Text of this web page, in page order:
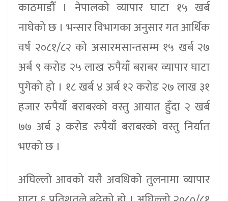
काठमाडौँ । नेपालको व्यापार घाटा १५ खर्ब
नाघेको छ । भन्सार विभागका अनुसार गत आर्थिक
वर्ष २०८१/८२ को असारमसान्तसम्म १५ खर्ब २७
अर्ब ९ करोड २५ लाख रुपैयाँ बराबर व्यापार घाटा
पुगेको हो । १८ खर्ब ४ अर्ब १२ करोड २७ लाख ३१
हजार रुपैयाँ बराबरको वस्तु आयात हुँदा २ खर्ब
७७ अर्ब ३ करोड रुपैयाँ बराबरको वस्तु निर्यात
भएको छ ।
अघिल्लो आवको यसै अवधिको तुलनामा व्यापार